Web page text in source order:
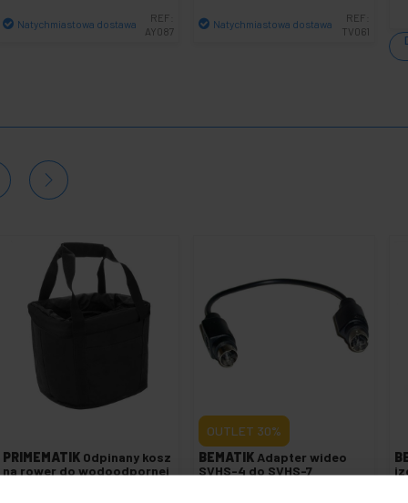
Natychmiastowa dostawa
REF:
AY087
Natychmiastowa dostawa
REF:
TV061
PRIMEMATIK Odpinany kosz
na rower do wodoodpornej
OUTLET 30%
BEMATIK Adapter wideo
SVHS-4 do SVHS-7